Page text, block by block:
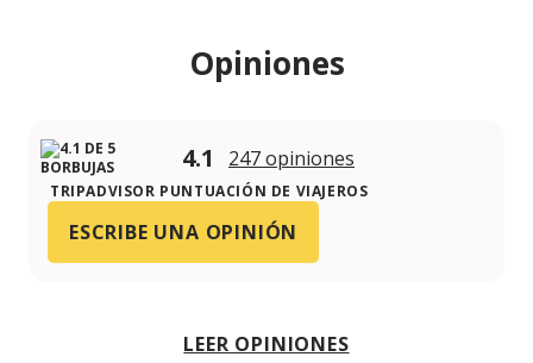
Opiniones
4.1 247 opiniones
TRIPADVISOR PUNTUACIÓN DE VIAJEROS
ESCRIBE UNA OPINIÓN
LEER OPINIONES